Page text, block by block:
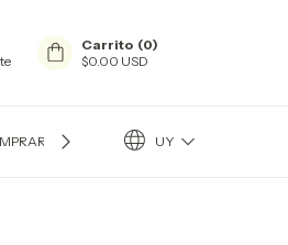
Carrito (0)
$0.00 USD
CONTACTOUY